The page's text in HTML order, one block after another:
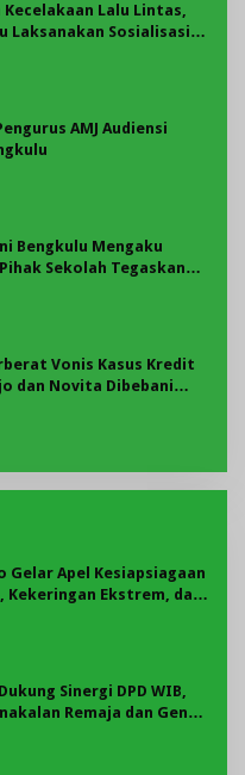
Lalu Lintas,
Laksanakan Sosialisasi
AMJ Audiensi
Bengkulu Mengaku
Sekolah Tegaskan
Vonis Kasus Kredit
dan Novita Dibebani
Gelar Apel Kesiapsiagaan
Kekeringan Ekstrem, dan
Sinergi DPD WIB,
Remaja dan Geng